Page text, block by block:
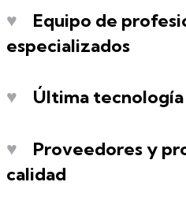
♥
Equipo de
especializados
♥ Última
♥
Proveedores y
calidad